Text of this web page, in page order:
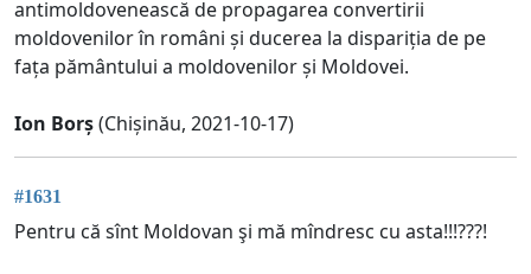
antimoldovenească de propagarea convertirii
moldovenilor în români și ducerea la dispariția de pe
fața pământului a moldovenilor și Moldovei.
Ion Borș(Chișinău, 2021-10-17)
#1631
Pentru că sînt Moldovan şi mă mîndresc cu asta!!!???!